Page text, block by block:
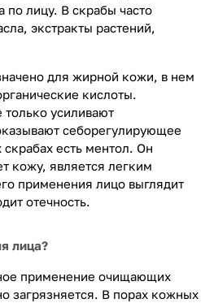
по лицу. В скрабы часто
экстракты растений,
для жирной кожи, в нем
кислоты.
усиливают
себорегулирующее
есть ментол. Он
кожу, является легким
применения лицо выглядит
отечность.
лица?
применение очищающих
загрязняется. В порах кожных